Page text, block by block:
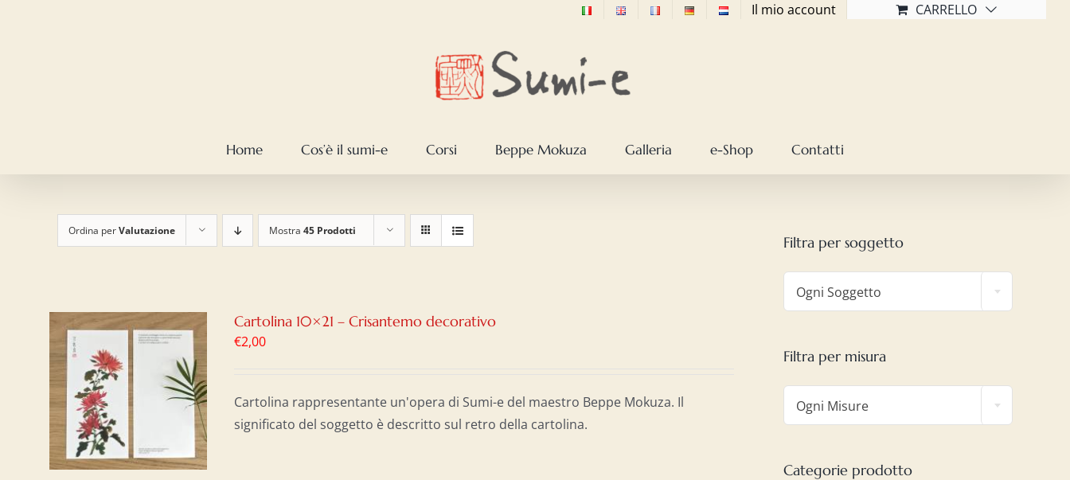
Il mio account CARRELLO
Home Cos’è il sumi-e Corsi Beppe Mokuza Galleria e-Shop Contatti
Ordina perValutazione Mostra 45 Prodotti
Cartolina 10×21 – Crisantemo decorativo
€2,00
Cartolina rappresentante un'opera di Sumi-e del maestro Beppe Mokuza. Il
significato del soggetto è descritto sul retro della cartolina.
Filtra per soggetto
Ogni Soggetto
Filtra per misura
Ogni Misure
Categorie prodotto